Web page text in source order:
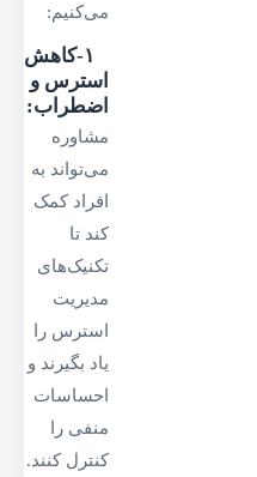
می‌کنیم:
۱-کاهش
استرس و
اضطراب:
مشاوره
می‌تواند به
افراد کمک
کند تا
تکنیک‌های
مدیریت
استرس را
یاد بگیرند و
احساسات
منفی را
کنترل کنند.